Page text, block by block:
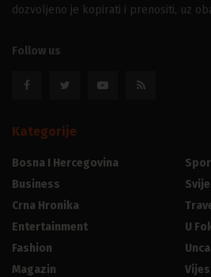
dozvoljeno je kopirati i prenositi, uz
Follow us
Kategorije
Bosna I Hercegovina
Business
Crna Hronika
Entertainment
Fashion
Magazin
U